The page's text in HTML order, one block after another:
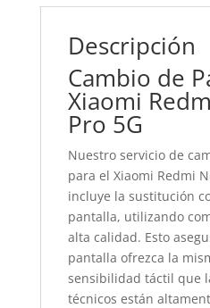
Descripción
Cambio de
Xiaomi
Pro 5G
Nuestro servicio de
para el Xiaomi Redmi
incluye la sustitución
pantalla, utilizando
alta calidad. Esto
pantalla ofrezca la
sensibilidad táctil que
técnicos están